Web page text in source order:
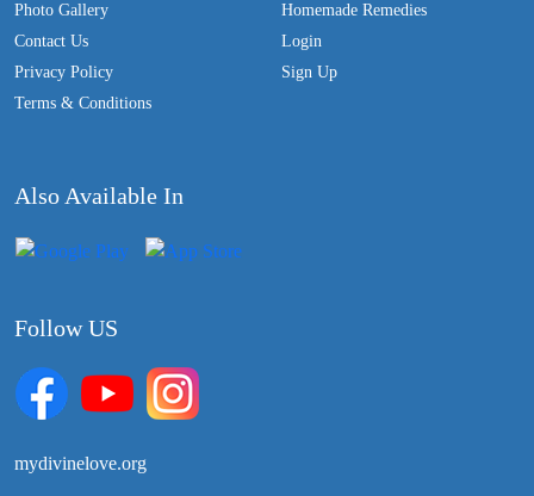
Photo Gallery
Contact Us
Privacy Policy
Terms & Conditions
Homemade Remedies
Login
Sign Up
Also Available In
Follow US
mydivinelove.org